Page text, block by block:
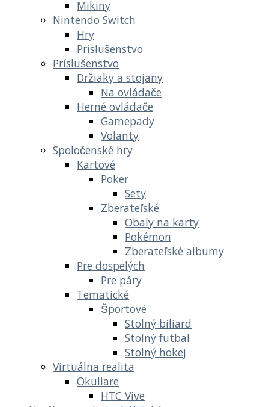
Mikiny
Nintendo Switch
Hry
Príslušenstvo
Príslušenstvo
Držiaky a stojany
Na ovládače
Herné ovládače
Gamepady
Volanty
Spoločenské hry
Kartové
Poker
Sety
Zberateľské
Obaly na karty
Pokémon
Zberateľské albumy
Pre dospelých
Pre páry
Tematické
Športové
Stolný biliard
Stolný futbal
Stolný hokej
Virtuálna realita
Okuliare
HTC Vive